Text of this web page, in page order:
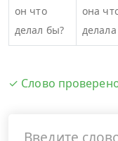
он что
делал бы?
она
✓ Слово